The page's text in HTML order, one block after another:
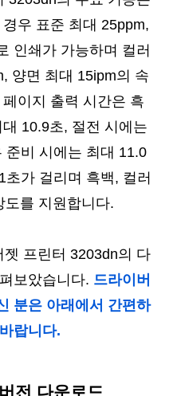
우 표준 최대 25ppm,
인쇄가 가능하며 컬러
양면 최대 15ipm의 속
이지 출력 시간은 흑
10.9초, 절전 시에는
준비 시에는 최대 11.0
가 걸리며 흑백, 컬러
도를 지원합니다.
프린터 3203dn의 다
보았습니다. 드라이버
분은 아래에서 간편하
랍니다.
전 다운로드